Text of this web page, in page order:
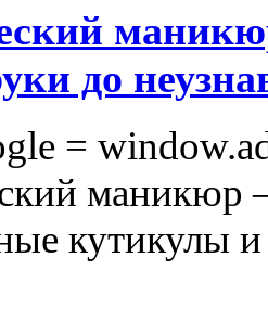
до
=
маникюр
кутикулы